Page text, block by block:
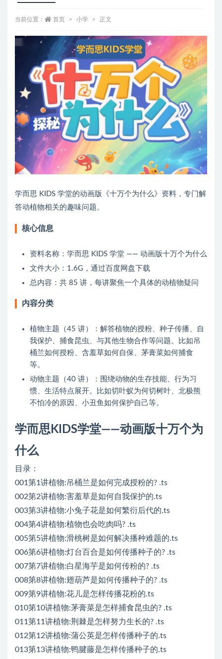
当前位置： 首页 小学 正文
学而思 KIDS 学堂的动画版《十万个为什么》资料，专门解
答动植物相关的趣味问题。
核心信息
资料名称：学而思 KIDS 学堂 —— 动画版十万个为什么
文件大小：1.6G，通过百度网盘下载
总内容：共 85 讲，每讲聚焦一个具体的动植物疑问
内容分类
植物主题（45 讲）：解答植物的授粉、种子传播、自
我保护、捕食昆虫、与其他生物合作等问题。比如吊
桶兰如何授粉、含羞草如何自保、茅膏菜如何捕食
等。
动物主题（40 讲）：围绕动物的生存技能、行为习
惯、生活特点展开。比如切叶蚁为何切树叶、北极熊
不怕冷的原因、小丑鱼如何保护自己等。
学而思KIDS学堂——动画版十万个为
什么
目录：
001第1讲植物:吊桶兰是如何完成授粉的? .ts
002第2讲植物:害羞草是如何自我保护的.ts
003第3讲植物:小兔子花是如何繁衍后代的.ts
004第4讲植物:植物也会吃肉吗? .ts
005第5讲植物:滑桃树是如何解决播种难题的.ts
006第6讲植物:灯台百合是如何传播种子的? .ts
007第7讲植物:白星海芋是如何传粉的? .ts
008第8讲植物:翅葫芦是如何传播种子的? .ts
009第9讲植物:花儿是怎样传播花粉的.ts
010第10讲植物:茅膏菜是怎样捕食昆虫的? .ts
011第11讲植物:荆棘是怎样努力生长的? .ts
012第12讲植物:蒲公英是怎样传播种子的.ts
013第13讲植物:鸭腱藤是怎样传播种子的.ts